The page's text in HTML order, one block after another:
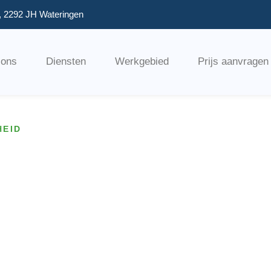
2292 JH Wateringen
Diensten Werkgebied Prijs aanvragen